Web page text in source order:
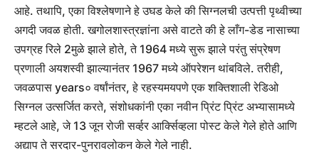
आहे. तथापि, एका विश्लेषणाने हे उघड केले की सिग्नलची उत्पत्ती पृथ्वीच्या
अगदी जवळ होती. खगोलशास्त्रज्ञांना असे वाटते की हे लाँग-डेड नासाच्या
उपग्रह रिले 2मुळे झाले होते, ते 1964 मध्ये सुरू झाले परंतु संप्रेषण
प्रणाली अयशस्वी झाल्यानंतर 1967 मध्ये ऑपरेशन थांबविले. तरीही,
जवळपास years० वर्षांनंतर, हे रहस्यमयपणे एक शक्तिशाली रेडिओ
सिग्नल उत्सर्जित करते, संशोधकांनी एका नवीन प्रिंट प्रिंट अभ्यासामध्ये
म्हटले आहे, जे 13 जून रोजी सर्व्हर आर्क्सिव्हला पोस्ट केले गेले होते आणि
अद्याप ते सरदार-पुनरावलोकन केले गेले नाही.